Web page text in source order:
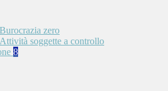
Burocrazia zero
Attività soggette a controllo
8